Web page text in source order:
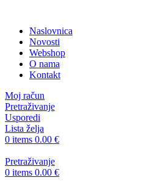
Naslovnica
Novosti
Webshop
O nama
Kontakt
Moj račun
Pretraživanje
Usporedi
Lista želja
0 items 0.00 €
Pretraživanje
0 items 0.00 €